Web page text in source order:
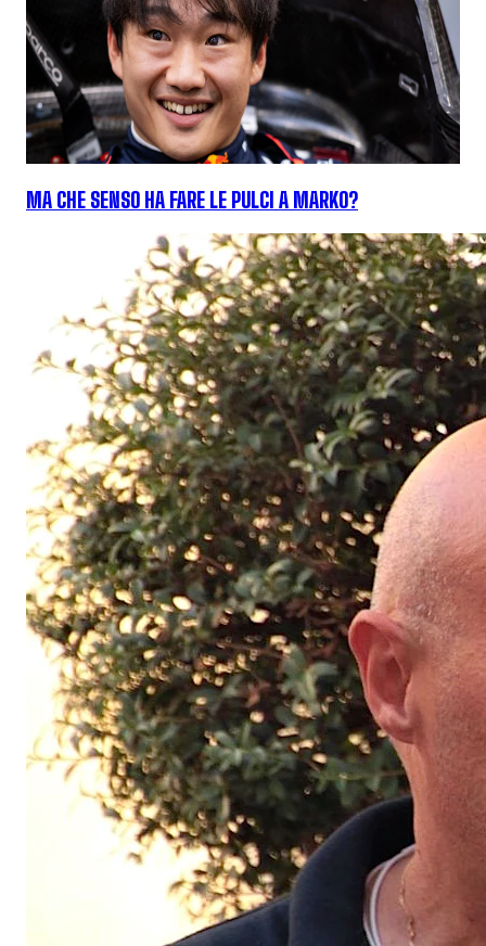
MA CHE SENSO HA FARE LE PULCI A MARKO?